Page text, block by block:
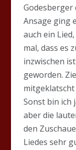
Godesberger
Ansage ging
auch ein
mal, dass es
inzwischen
geworden.
Sonst bin ich
aber die
den
Liedes sehr